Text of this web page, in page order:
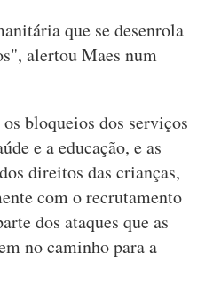
que se desenrola
alertou Maes num
bloqueios dos serviços
e a educação, e as
direitos das crianças,
com o recrutamento
dos ataques que as
no caminho para a